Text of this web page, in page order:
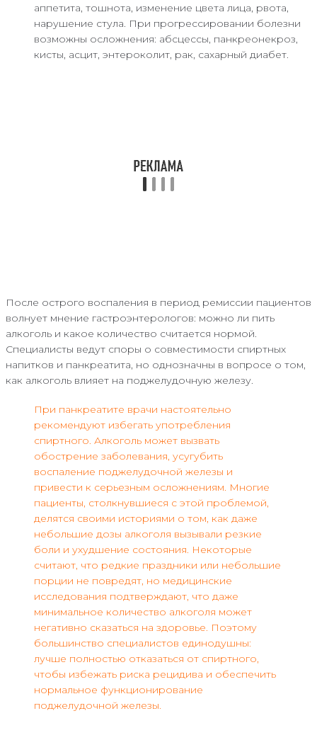
аппетита, тошнота, изменение цвета лица, рвота,
нарушение стула. При прогрессировании болезни
возможны осложнения: абсцессы, панкреонекроз,
кисты, асцит, энтероколит, рак, сахарный диабет.
После острого воспаления в период ремиссии пациентов
волнует мнение гастроэнтерологов: можно ли пить
алкоголь и какое количество считается нормой.
Специалисты ведут споры о совместимости спиртных
напитков и панкреатита, но однозначны в вопросе о том,
как алкоголь влияет на поджелудочную железу.
При панкреатите врачи настоятельно
рекомендуют избегать употребления
спиртного. Алкоголь может вызвать
обострение заболевания, усугубить
воспаление поджелудочной железы и
привести к серьезным осложнениям. Многие
пациенты, столкнувшиеся с этой проблемой,
делятся своими историями о том, как даже
небольшие дозы алкоголя вызывали резкие
боли и ухудшение состояния. Некоторые
считают, что редкие праздники или небольшие
порции не повредят, но медицинские
исследования подтверждают, что даже
минимальное количество алкоголя может
негативно сказаться на здоровье. Поэтому
большинство специалистов единодушны:
лучше полностью отказаться от спиртного,
чтобы избежать риска рецидива и обеспечить
нормальное функционирование
поджелудочной железы.